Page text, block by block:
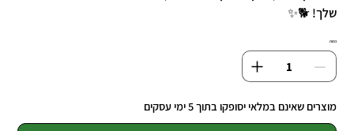
שלך! 🐕✨
כמות
מוצרים שאינם במלאי יסופקו בתוך 5 ימי עסקים